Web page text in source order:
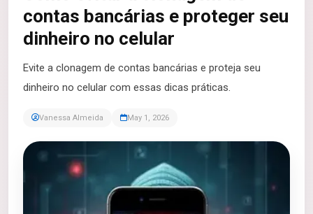
contas bancárias e proteger seu
dinheiro no celular
Evite a clonagem de contas bancárias e proteja seu
dinheiro no celular com essas dicas práticas.
Vanessa Almeida May 1, 2026